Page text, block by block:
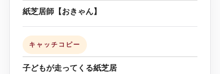
紙芝居師【おきゃん】
キャッチコピー
子どもが走ってくる紙芝居